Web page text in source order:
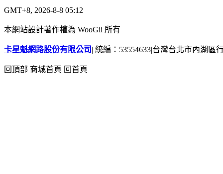
GMT+8, 2026-8-8 05:12
本網站設計著作權為 WooGii 所有
卡星魁網路股份有限公司 | 統編：53554633|台灣台北市內湖區
回頂部 商城首頁 回首頁